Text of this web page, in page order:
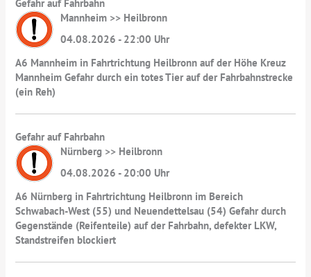
Gefahr auf Fahrbahn
Mannheim >> Heilbronn
04.08.2026 - 22:00 Uhr
A6 Mannheim in Fahrtrichtung Heilbronn auf der Höhe Kreuz
Mannheim Gefahr durch ein totes Tier auf der Fahrbahnstrecke
(ein Reh)
Gefahr auf Fahrbahn
Nürnberg >> Heilbronn
04.08.2026 - 20:00 Uhr
A6 Nürnberg in Fahrtrichtung Heilbronn im Bereich
Schwabach-West (55) und Neuendettelsau (54) Gefahr durch
Gegenstände (Reifenteile) auf der Fahrbahn, defekter LKW,
Standstreifen blockiert